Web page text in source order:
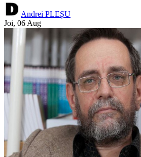
Andrei PLEȘU
Joi, 06 Aug